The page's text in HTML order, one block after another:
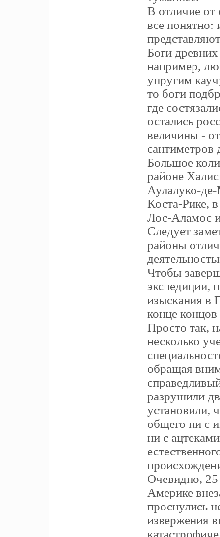
В отличие
все понятно:
Боги
например,
упругим
то боги
где
остались
величины -
сантиметров
Большое
районе
Аулалуко-
Коста-Рике,
Лос-Аламос
Следует
районы
Чтобы
экспедиции,
изыскания в
конце концов
Просто так,
несколько
обращая
разрушили
установили,
общего ни с
ни с
Очевидно,
Америке
проснулись
извержения